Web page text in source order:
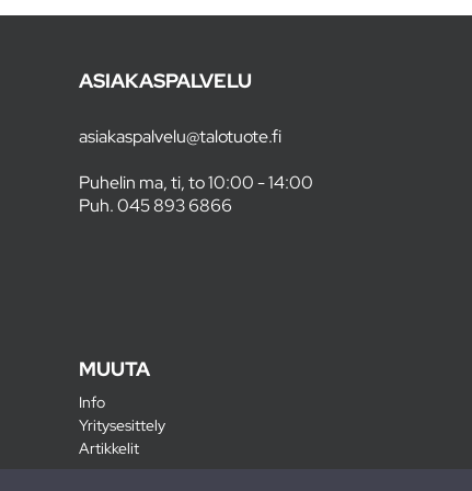
ASIAKASPALVELU
asiakaspalvelu@talotuote.fi
Puhelin ma, ti, to 10:00 - 14:00
Puh.045 893 6866
MUUTA
Info
Yritysesittely
Artikkelit